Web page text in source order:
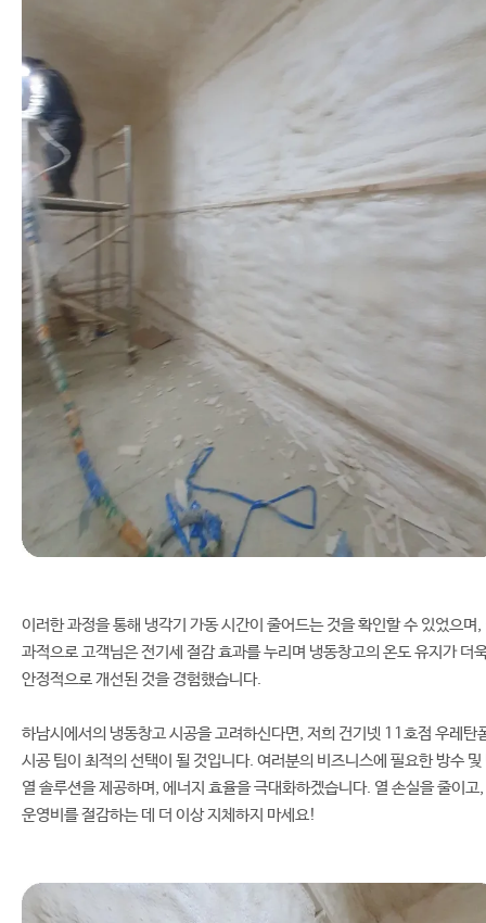
이러한 과정을 통해 냉각기 가동 시간이 줄어드는 것을 확인할 수 있었으며,
과적으로 고객님은 전기세 절감 효과를 누리며 냉동창고의 온도 유지가 더
안정적으로 개선된 것을 경험했습니다.
하남시에서의 냉동창고 시공을 고려하신다면, 저희 건기넷 11호점 우레탄
시공 팀이 최적의 선택이 될 것입니다. 여러분의 비즈니스에 필요한 방수 및
열 솔루션을 제공하며, 에너지 효율을 극대화하겠습니다. 열 손실을 줄이고,
운영비를 절감하는 데 더 이상 지체하지 마세요!